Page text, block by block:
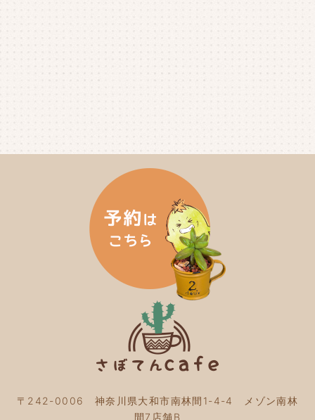
2024年12月
(6)
2024年6月
2024年4月
(4)
(5)
2024年2月(5)
2024年1月(3)
2023年12月(4)
2023年11月(4)
2023年10月(5)
2023年9月(2)
2023年8月
2023年7月(4)
2023年6月(5)
2023年5月 (2)
2023年4月 (2)
2023年2月(4)
〒242-0006 神奈川県大和市南林間1-4-4 メゾン南林
間7店舗B